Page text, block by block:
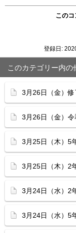
この
登録日:
このカテゴリー内の
3月26日（金）
3月26日（金）
3月25日（木）5
3月25日（木）2
3月24日（水）2
3月24日（水）5